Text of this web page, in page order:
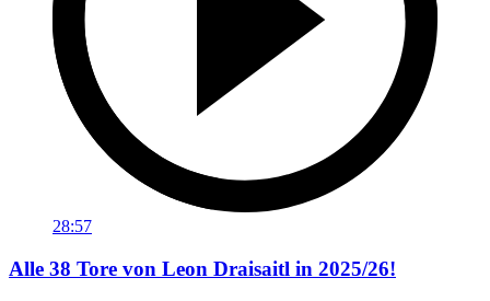
28:57
Alle 38 Tore von Leon Draisaitl in 2025/26!